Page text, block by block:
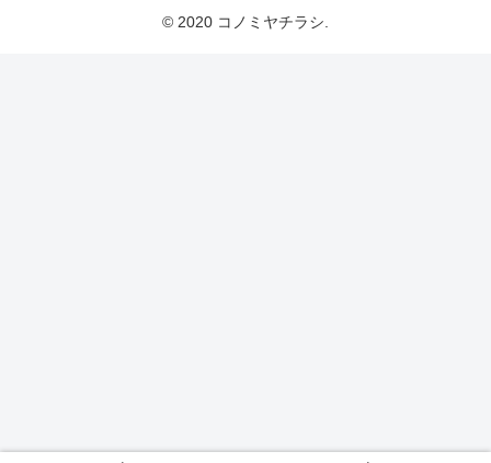
© 2020 コノミヤチラシ.